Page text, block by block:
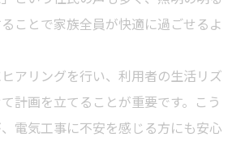
ことで家族全員が快適に過ごせるよ
アリングを行い、利用者の生活リズ
計画を立てることが重要です。こう
電気工事に不安を感じる方にも安心